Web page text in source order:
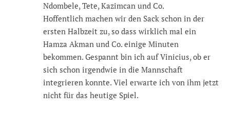
Ndombele, Tete, Kazimcan und Co.
Hoffentlich machen wir den Sack schon in der
ersten Halbzeit zu, so dass wirklich mal ein
Hamza Akman und Co. einige Minuten
bekommen. Gespannt bin ich auf Vinicius, ob er
sich schon irgendwie in die Mannschaft
integrieren konnte. Viel erwarte ich von ihm jetzt
nicht für das heutige Spiel.